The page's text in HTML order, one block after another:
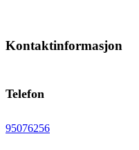
Kontaktinformasjon
Telefon
95076256